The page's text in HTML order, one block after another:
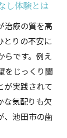
り組み事
位の診療
件を紹介
い立地の
は
し体験とは
治療の質を高
とりの不安に
らです。例え
をじっくり聞
が実践されて
な気配りも欠
、池田市の歯